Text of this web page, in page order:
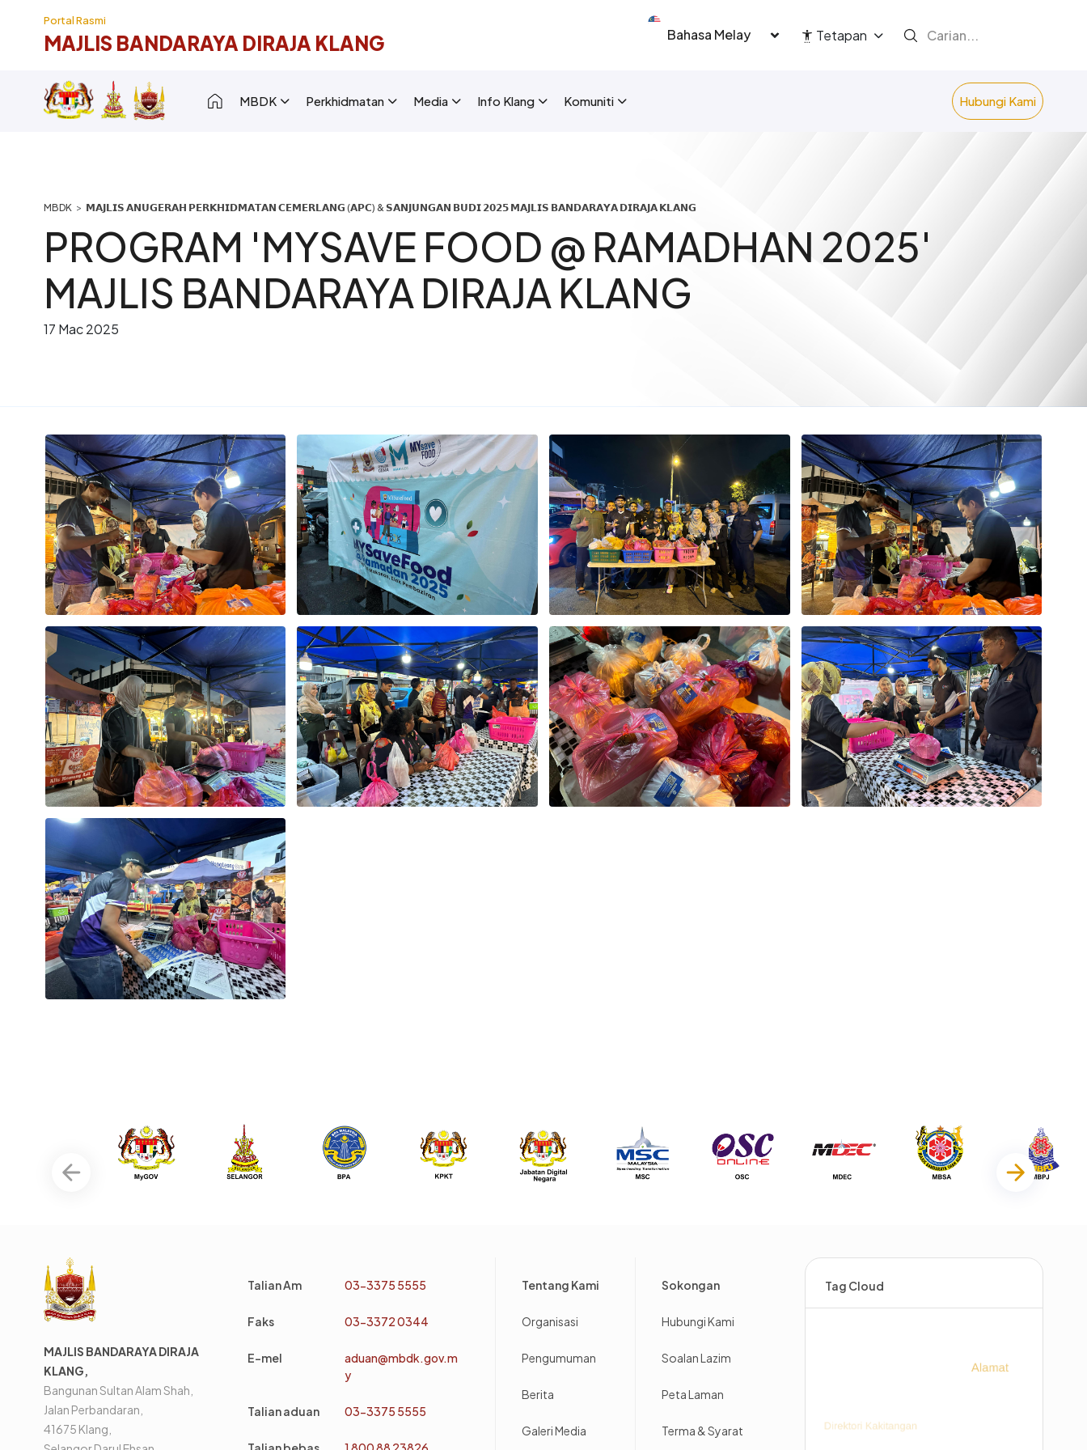
Portal Rasmi
MAJLIS BANDARAYA DIRAJA KLANG
Select your language Tetapan
Main navigation [New Layout]
MBDK Perkhidmatan Media Info Klang Komuniti Hubungi Kami
Breadcrumb
𝗠𝗔𝗝𝗟𝗜𝗦 𝗔𝗡𝗨𝗚𝗘𝗥𝗔𝗛 𝗣𝗘𝗥𝗞𝗛𝗜𝗗𝗠𝗔𝗧𝗔𝗡 𝗖𝗘𝗠𝗘𝗥𝗟𝗔𝗡𝗚 (𝗔𝗣𝗖) & 𝗦𝗔𝗡𝗝𝗨𝗡𝗚𝗔𝗡 𝗕𝗨𝗗𝗜 𝟮𝟬𝟮𝟱 𝗠𝗔𝗝𝗟𝗜𝗦 𝗕𝗔𝗡𝗗𝗔𝗥𝗔𝗬𝗔 𝗗𝗜𝗥𝗔𝗝𝗔 𝗞𝗟𝗔𝗡𝗚
PROGRAM 'MYSAVE FOOD @ RAMADHAN 2025'
MAJLIS BANDARAYA DIRAJA KLANG
17 Mac 2025
MAJLIS BANDARAYA DIRAJA
KLANG,
Bangunan Sultan Alam Shah,
Jalan Perbandaran,
41675 Klang,
Talian Am 03-3375 5555
Faks 03-3372 0344
E-mel
aduan@mbdk.gov.m
y
Talian aduan 03-3375 5555
Tentang Kami
Organisasi
Pengumuman
Berita
Galeri Media
Sokongan
Hubungi Kami
Soalan Lazim
Peta Laman
Terma & Syarat
Tag Cloud